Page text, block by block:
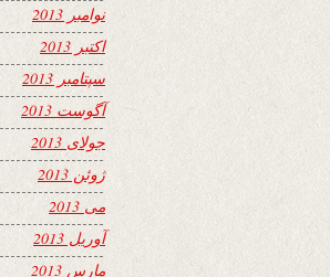
نوامبر 2013
اکتبر 2013
سپتامبر 2013
آگوست 2013
جولای 2013
ژوئن 2013
می 2013
آوریل 2013
مارس 2013